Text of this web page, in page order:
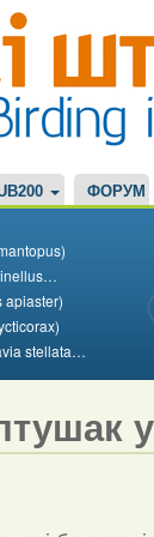
ФОРУМ
apiaster)
stellata…